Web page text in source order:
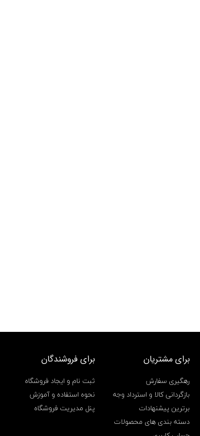
برای مشتریان
رهگیری سفارش
بازگردانی کالا و استرداد وجه
برترین پیشنهادات
دسته بندی های محصولات
برای فروشندگان
ثبت نام و ایجاد فروشگاه
نحوه استفاده و آموزش
پنل مدیریت فروشگاه